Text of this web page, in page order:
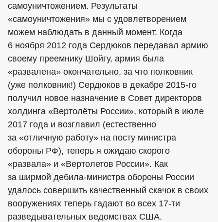
самоуничтожением. Результаты
«самоуничтожения» мы с удовлетворением
можем наблюдать в данный момент. Когда
6 ноября 2012 года Сердюков передавал армию
своему преемнику Шойгу, армия была
«развалена» окончательно, за что полковник
(уже полковник!) Сердюков в декабре 2015-го
получил новое назначение в Совет директоров
холдинга «Вертолёты России», который в июле
2017 года и возглавил (естественно
за «отличную работу» на посту министра
обороны РФ), теперь я ожидаю скорого
«развала» и «Вертолетов России». Как
за ширмой дебила-министра обороны России
удалось совершить качественный скачок в своих
вооружениях теперь гадают во всех 17-ти
разведывательных ведомствах США.